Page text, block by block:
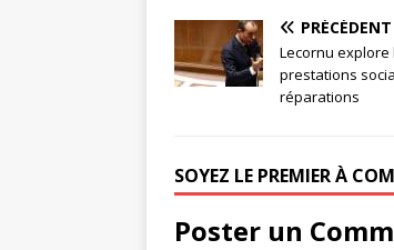
PRÉCÉDENT
Lecornu explore
prestations
réparations
SOYEZ LE PREMIER À
Poster un